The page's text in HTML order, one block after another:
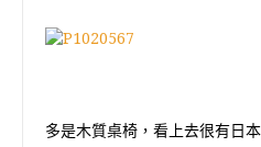
多是木質桌椅，看上去很有日